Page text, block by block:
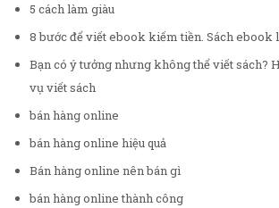
5 cách làm giàu
8 bước để viết ebook kiếm tiền. Sách ebook
Bạn có ý tưởng nhưng không thể viết sách?
vụ viết sách
bán hàng online
bán hàng online hiệu quả
Bán hàng online nên bán gì
bán hàng online thành công